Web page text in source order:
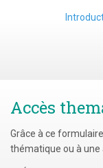
Accès
Grâce à ce
thématique ou à une